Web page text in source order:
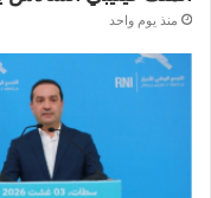
منذ يوم واحد